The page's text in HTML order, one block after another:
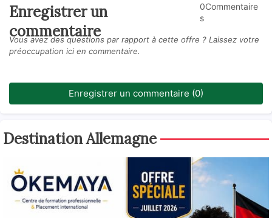
Enregistrer un
commentaire
0Commentaire
s
Vous avez des questions par rapport à cette offre ? Laissez votre
préoccupation ici en commentaire.
Enregistrer un commentaire (0)
Destination Allemagne